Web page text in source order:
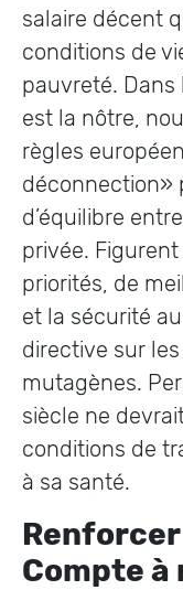
salaire décent
conditions de
pauvreté.
est la nôtre,
règles
déconnection»
d’équilibre
privée.
priorités, de
et la sécurité
directive sur
mutagènes.
siècle ne
conditions de
à sa santé.
Renforcer
Compte